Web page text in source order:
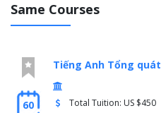
Same Courses
60
Tiếng Anh Tổng quát
Total Tuition: US $450